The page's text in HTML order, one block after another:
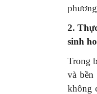
2.
sinh
Trong
và bền
không